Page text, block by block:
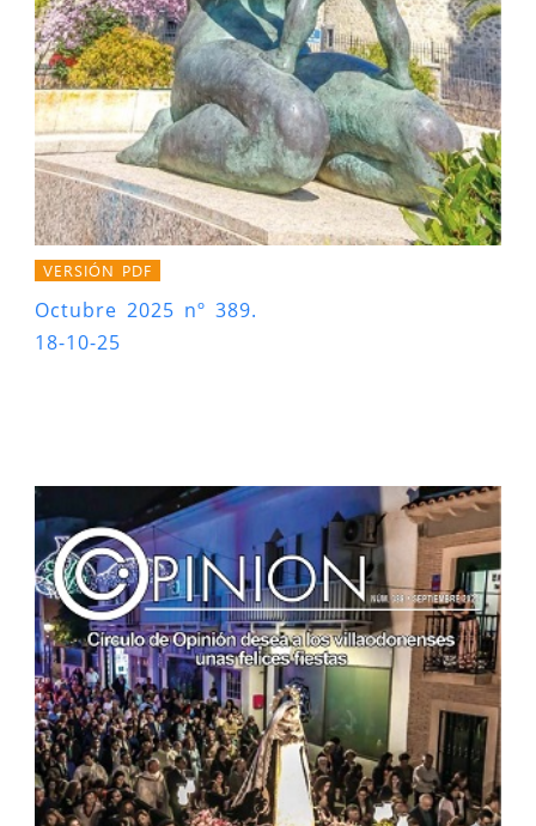
VERSIÓN PDF
Octubre 2025 nº 389.
18-10-25